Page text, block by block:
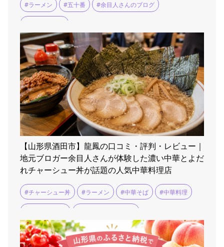
#ラーメン #五十番 #余目人さんのブログ
【山形県酒田市】龍鳳の口コミ・評判・レビュー｜
地元ブロガー余目人さんが体験した濃い中華とよだ
れチャーシュー丼が話題の人気中華料理店
#チャーシュー丼 #ラーメン #中華そば #中華料理